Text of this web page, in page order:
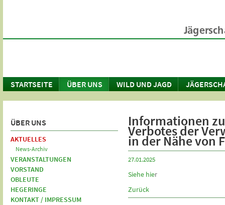
STARTSEITE ÜBER UNS WILD UND JAGD
ÜBER UNS
AKTUELLES
News-Archiv
VERANSTALTUNGEN
VORSTAND
OBLEUTE
HEGERINGE
KONTAKT / IMPRESSUM
Informationen
Verbotes der
in der Nähe von
27.01.2025
Siehe hier
Zurück